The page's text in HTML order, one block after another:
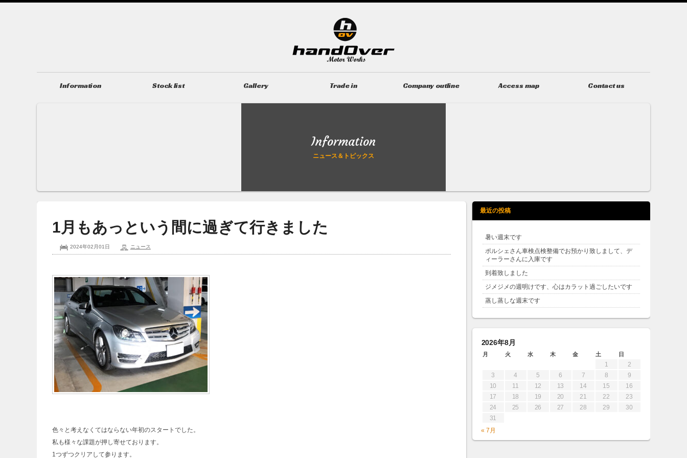
Information Stock list Gallery Trade in Company outline Access map Contact us
Information
ニュース＆トピックス
1月もあっという間に過ぎて行きました
2024年02月01日 ニュース
色々と考えなくてはならない年初のスタートでした。
私も様々な課題が押し寄せております。
1つずつクリアして参ります。
最近の投稿
暑い週末です
ポルシェさん車検点検整備でお預かり致しまして、デ
ィーラーさんに入庫です
到着致しました
ジメジメの週明けです、心はカラット過ごしたいです
蒸し蒸しな週末です
2026年8月
月 火 水 木 金 土 日
1
2
3
4 5 6 7 8
9
10
11 12 13 14 15
16
17
18 19 20 21 22
23
24
25 26 27 28 29
30
31
« 7月